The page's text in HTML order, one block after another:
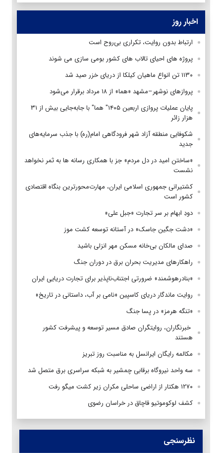
اخبار روز
ارتباط بدون روایت، تکراری بی‌روح است
پروژه های احیای تالاب های کشور بومی سازی می شوند
۱۱۳۰ تن انواع ماهیان کیلکا از دریای خزر صید شد
پروازهای نوشهر–مشهد «هما» از ۱۸ مرداد برقرار می‌شود
پایان عملیات پروازی اربعین ۱۴۰۵" هما" با جابه‌جایی بیش از ۳۱
هزار زائر
شکوفایی منطقه آزاد شهر فرودگاهی امام(ره) با جذب سرمایه‌های
جدید
«ساختن امید در دل مردم» جز با همکاری رسانه ها به ثمر نخواهد
نشست
کشتیرانی جمهوری اسلامی ایران، مهارت‌محورترین بنگاه اقتصادی
کشور است
دودِ ابهام بر سر تجارت «جبل علی»
«دشت جگین جاسک» در آستانه توسعه کشت موز
صدای مالکان بی‌خانه مسکن مهر انزلی باشید
راهکارهای مدیریت بحران برق در دوران جنگ
«بنادرهوشمند» ضرورتی اجتناب‌ناپذیر برای تجارت دریایی ایران
روایت ماندگار دریای کاسپین «نامی بر آب، داستانی در تاریخ»
«تنگه هرمز» در پسا جنگ
‌ خبرنگاران، روایتگران صادق مسیر توسعه و پیشرفت کشور
هستند
مکالمه رایگان ایرانسل به مناسبت روز تبریز
سه واحد نیروگاه برقابی چمشیر به شبکه سراسری برق متصل شد
۱۲۷۰ هکتار از اراضی ساحلی مکران زیر کشت میگو رفت
کشف لوکوموتیو قاچاق در خراسان رضوی
نظرسنجی